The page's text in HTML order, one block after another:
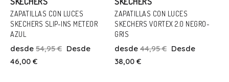
29 30
ZAPATILLAS CON LUCES
SKECHERS SLIP-INS METEOR
AZUL
desde 54,95 € Desde
46,00 €
27 28 30
ZAPATILLAS CON LUCES
SKECHERS VORTEX 2.0 NEGRO-
GRIS
desde 44,95 € Desde
38,00 €